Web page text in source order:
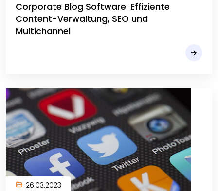
Corporate Blog Software: Effiziente
Content-Verwaltung, SEO und
Multichannel
26.03.2023